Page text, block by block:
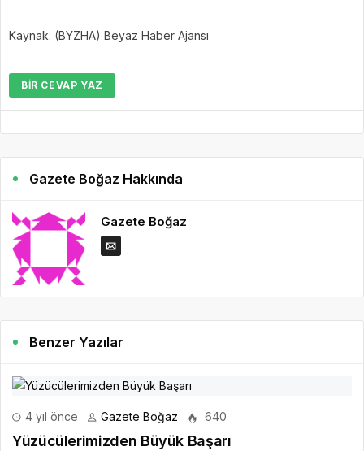
Kaynak: (BYZHA) Beyaz Haber Ajansı
BIR CEVAP YAZ
Gazete Boğaz Hakkında
Gazete Boğaz
Benzer Yazılar
4 yıl önce Gazete Boğaz 640
Yüzücülerimizden Büyük Başarı